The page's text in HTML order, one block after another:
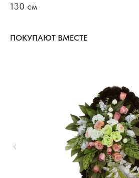
130 см
ПОКУПАЮТ ВМЕСТЕ